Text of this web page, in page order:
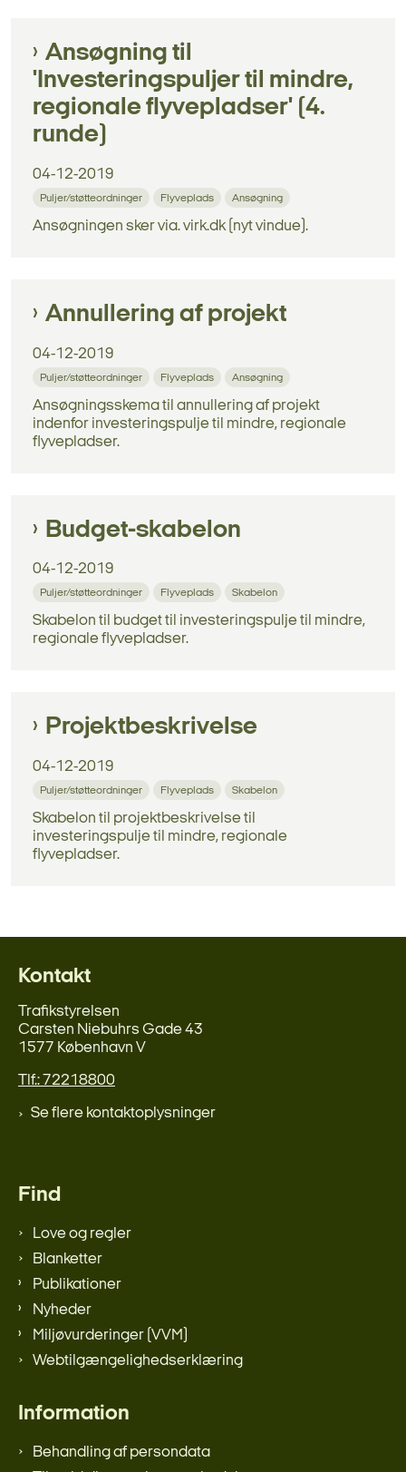
Ansøgning til
'Investeringspuljer til mindre,
regionale flyvepladser' (4.
runde)
04-12-2019
Puljer/støtteordninger Flyveplads Ansøgning
Ansøgningen sker via. virk.dk (nyt vindue).
Annullering af projekt
04-12-2019
Puljer/støtteordninger Flyveplads Ansøgning
Ansøgningsskema til annullering af projekt
indenfor investeringspulje til mindre, regionale
flyvepladser.
Budget-skabelon
04-12-2019
Puljer/støtteordninger Flyveplads Skabelon
Skabelon til budget til investeringspulje til mindre,
regionale flyvepladser.
Projektbeskrivelse
04-12-2019
Puljer/støtteordninger Flyveplads Skabelon
Skabelon til projektbeskrivelse til
investeringspulje til mindre, regionale
flyvepladser.
Kontakt
Trafikstyrelsen
Carsten Niebuhrs Gade 43
1577 København V
Tlf.: 72218800
Se flere kontaktoplysninger
Find
Love og regler
Blanketter
Publikationer
Nyheder
Miljøvurderinger (VVM)
Webtilgængelighedserklæring
Information
Behandling af persondata